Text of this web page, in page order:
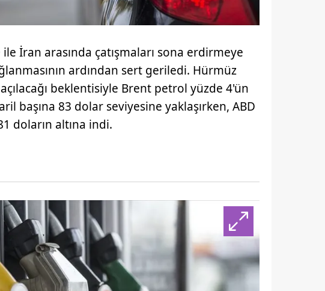
İran arasında çatışmaları sona erdirmeye
ardından sert geriledi. Hürmüz
beklentisiyle Brent petrol yüzde 4'ün
başına 83 dolar seviyesine yaklaşırken, ABD
doların altına indi.